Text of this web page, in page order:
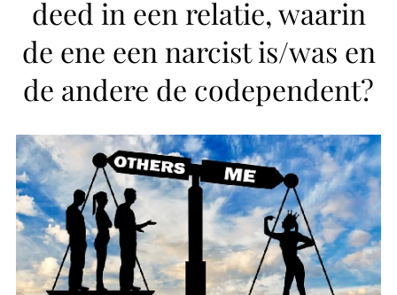
deed in een relatie, waarin
de ene een narcist is/was en
de andere de codependent?